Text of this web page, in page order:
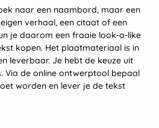
naar een naambord, maar een
verhaal, een citaat of een
je daarom een fraaie look-a-like
kopen. Het plaatmateriaal is in
leverbaar. Je hebt de keuze uit
Via de online ontwerptool bepaal
worden en lever je de tekst